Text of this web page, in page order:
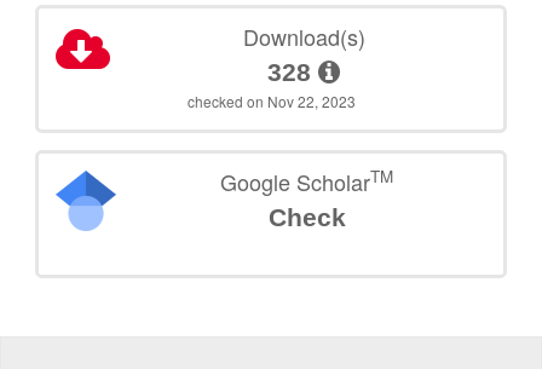
Download(s)
328
checked on Nov 22, 2023
Google ScholarTM
Check